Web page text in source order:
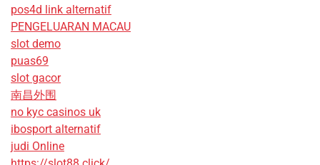
pos4d link alternatif
PENGELUARAN MACAU
slot demo
puas69
slot gacor
南昌外围
no kyc casinos uk
ibosport alternatif
judi Online